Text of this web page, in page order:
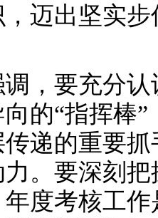
迈出坚实
要充分认
的“指挥棒
递的重要
。要深刻
度考核工